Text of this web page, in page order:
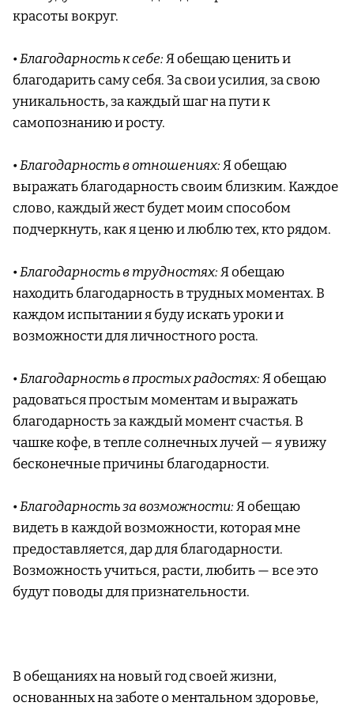
красоты вокруг.
•Благодарность к себе:Я обещаю ценить и
благодарить саму себя. За свои усилия, за свою
уникальность, за каждый шаг на пути к
самопознанию и росту.
•Благодарность в отношениях:Я обещаю
выражать благодарность своим близким. Каждое
слово, каждый жест будет моим способом
подчеркнуть, как я ценю и люблю тех, кто рядом.
•Благодарность в трудностях:Я обещаю
находить благодарность в трудных моментах. В
каждом испытании я буду искать уроки и
возможности для личностного роста.
•Благодарность в простых радостях:Я обещаю
радоваться простым моментам и выражать
благодарность за каждый момент счастья. В
чашке кофе, в тепле солнечных лучей — я увижу
бесконечные причины благодарности.
•Благодарность за возможности:Я обещаю
видеть в каждой возможности, которая мне
предоставляется, дар для благодарности.
Возможность учиться, расти, любить — все это
будут поводы для признательности.
В обещаниях на новый год своей жизни,
основанных на заботе о ментальном здоровье,